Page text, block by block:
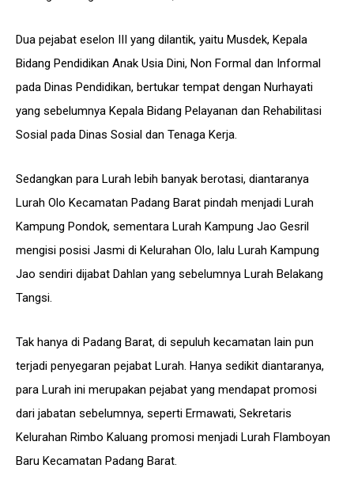
Dua pejabat eselon III yang dilantik, yaitu Musdek, Kepala
Bidang Pendidikan Anak Usia Dini, Non Formal dan Informal
pada Dinas Pendidikan, bertukar tempat dengan Nurhayati
yang sebelumnya Kepala Bidang Pelayanan dan Rehabilitasi
Sosial pada Dinas Sosial dan Tenaga Kerja.
Sedangkan para Lurah lebih banyak berotasi, diantaranya
Lurah Olo Kecamatan Padang Barat pindah menjadi Lurah
Kampung Pondok, sementara Lurah Kampung Jao Gesril
mengisi posisi Jasmi di Kelurahan Olo, lalu Lurah Kampung
Jao sendiri dijabat Dahlan yang sebelumnya Lurah Belakang
Tangsi.
Tak hanya di Padang Barat, di sepuluh kecamatan lain pun
terjadi penyegaran pejabat Lurah. Hanya sedikit diantaranya,
para Lurah ini merupakan pejabat yang mendapat promosi
dari jabatan sebelumnya, seperti Ermawati, Sekretaris
Kelurahan Rimbo Kaluang promosi menjadi Lurah Flamboyan
Baru Kecamatan Padang Barat.